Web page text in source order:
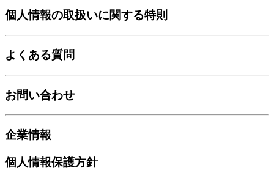
個人情報の取扱いに関する特則
よくある質問
お問い合わせ
企業情報
個人情報保護方針